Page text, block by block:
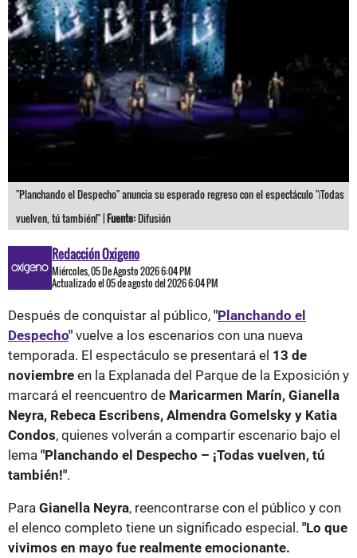
"Planchando el Despecho" anuncia su esperado regreso con el espectáculo "¡Todas
vuelven, tú también!" |Fuente:Difusión
Redacción Oxigeno
Miércoles, 05 De Agosto 2026 6:04 PM
Actualizado el 05 de agosto del 2026 6:04 PM
Después de conquistar al público, "Planchando el
Despecho" vuelve a los escenarios con una nueva
temporada. El espectáculo se presentará el 13 de
noviembre en la Explanada del Parque de la Exposición y
marcará el reencuentro de Maricarmen Marín, Gianella
Neyra, Rebeca Escribens, Almendra Gomelsky y Katia
Condos, quienes volverán a compartir escenario bajo el
lema "Planchando el Despecho – ¡Todas vuelven, tú
también!".
Para Gianella Neyra, reencontrarse con el público y con
el elenco completo tiene un significado especial. "Lo que
vivimos en mayo fue realmente emocionante.